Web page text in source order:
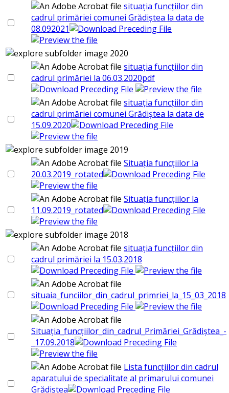
situația funcțiilor din
cadrul primăriei comunei Grădiștea la data de
08.092021
2020
situația funcțiilor din
cadrul primăriei la 06.03.2020pdf
situația funcțiilor din
cadrul primăriei comunei Grădiștea la data de
15.09.2020
2019
Situația funcțiilor la
20.03.2019_rotated
Situația funcțiilor la
11.09.2019_rotated
2018
situația funcțiilor din
cadrul primăriei la 15.03.2018
situaia_funciilor_din_cadrul_primriei_la_15_03_2018
Situația_funcțiilor_din_cadrul_Primăriei_Grădiștea_-
_17.09.2018
Lista funcțiilor din cadrul
aparatului de specialitate al primarului comunei
Grădiștea